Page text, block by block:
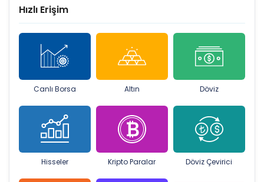
Hızlı Erişim
Canlı Borsa Altın Döviz
Hisseler Kripto Paralar Döviz Çevirici